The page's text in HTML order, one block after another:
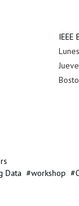
IEEE
Data workshop